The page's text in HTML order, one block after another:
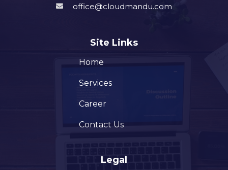
office@cloudmandu.com
Site Links
Home
Services
Career
Contact Us
Legal